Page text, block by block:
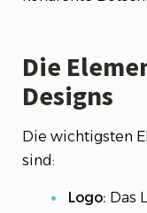
Die
Designs
Die wichtigsten
sind:
Logo: Das